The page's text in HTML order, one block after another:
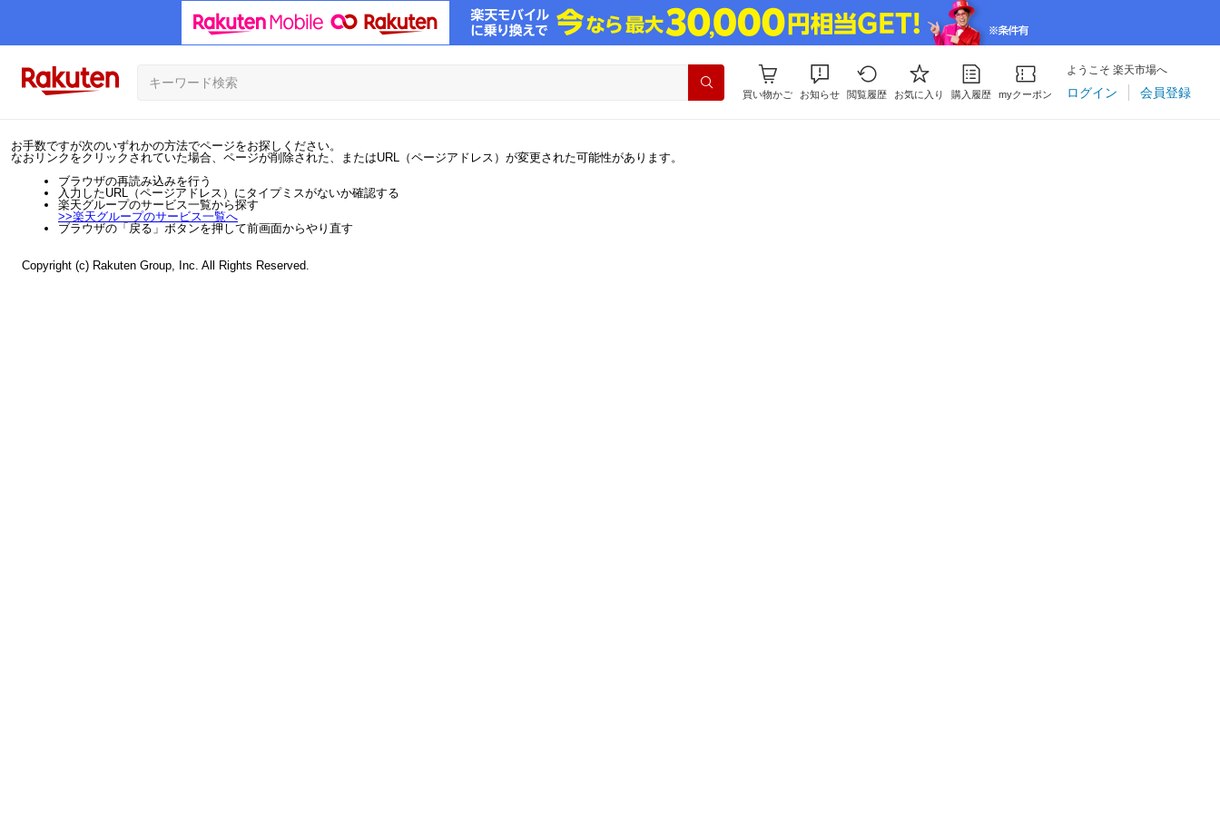
買い物かご お知らせ 閲覧履歴 お気に入り 購入履歴 myクーポン
ようこそ 楽天市場へ
ログイン 会員登録
お手数ですが次のいずれかの方法でページをお探しください。
なおリンクをクリックされていた場合、ページが削除された、またはURL（ページアドレス）が変更された可能性があります。
ブラウザの再読み込みを行う
入力したURL（ページアドレス）にタイプミスがないか確認する
楽天グループのサービス一覧から探す
>>楽天グループのサービス一覧へ
ブラウザの「戻る」ボタンを押して前画面からやり直す
Copyright (c) Rakuten Group, Inc. All Rights Reserved.